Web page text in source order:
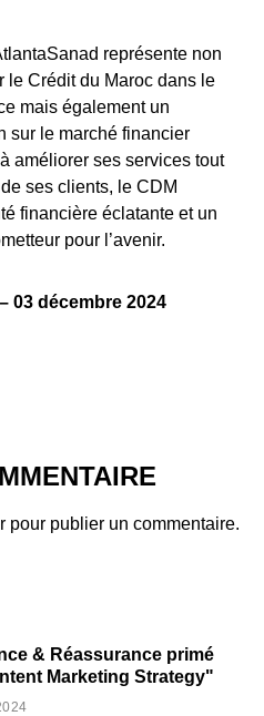
représente non
le Crédit du Maroc dans le
mais également un
sur le marché financier
améliorer ses services tout
ses clients, le CDM
financière éclatante et un
pour l’avenir.
03 décembre 2024
pour publier un commentaire.
& Réassurance primé
Marketing Strategy"